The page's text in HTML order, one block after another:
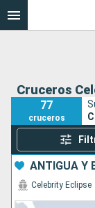
Cruceros
77
cruceros
Celebrity Eclipse